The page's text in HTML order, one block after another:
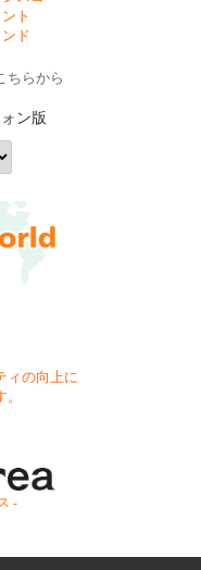
ト
ド
ちらから
ン版
ィの向上に
-